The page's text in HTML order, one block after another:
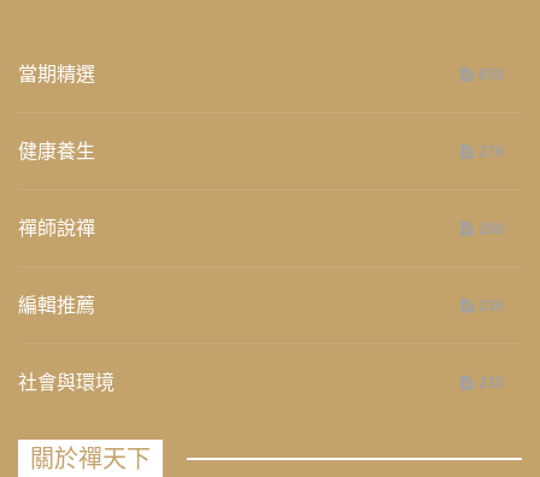
當期精選 658
健康養生 276
禪師說禪 268
編輯推薦 236
社會與環境 235
關於禪天下